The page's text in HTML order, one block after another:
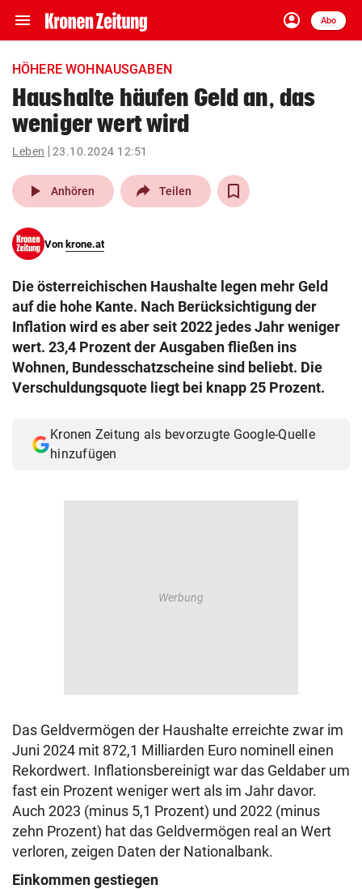
menu Navigation
ein-/ausklappen
account_circle
Anmelden
Abo
close Schließen
account_circle Anmelden
pin_drop
Wien arrow_right
search
eingeben
© Krone Multimedia GmbH & Co KG 2026
Muthgasse 2, 1190 Wien
HÖHERE WOHNAUSGABEN
Haushalte häufen Geld an, das
weniger wert wird
Leben 23.10.2024 12:51
play_arrow Anhören Teilen
Von krone.at
Die österreichischen Haushalte legen mehr Geld
auf die hohe Kante. Nach Berücksichtigung der
Inflation wird es aber seit 2022 jedes Jahr weniger
wert. 23,4 Prozent der Ausgaben fließen ins
Wohnen, Bundesschatzscheine sind beliebt. Die
Verschuldungsquote liegt bei knapp 25 Prozent.
Kronen Zeitung als bevorzugte Google-Quelle
hinzufügen
Das Geldvermögen der Haushalte erreichte zwar im
Juni 2024 mit 872,1 Milliarden Euro nominell einen
Rekordwert. Inflationsbereinigt war das Geldaber um
fast ein Prozent weniger wert als im Jahr davor.
Auch 2023 (minus 5,1 Prozent) und 2022 (minus
zehn Prozent) hat das Geldvermögen real an Wert
verloren, zeigen Daten der Nationalbank.
Einkommen gestiegen